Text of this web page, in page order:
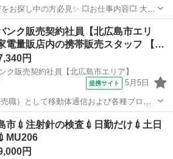
方必見✨ 💥お仕事内容💥 大手
でのお仕事です。 リーチフォーク
を使用した各作業をお願いします！ 丁寧に教えてもらえます！！ 必...
他 未経験
ンク販売契約社員【北広島市エリ
電量販店内の携帯販売スタッフ 【…
円
ク販売契約社員【北広島市エリア】
提携サイト 5月5日
職）として移動体通信および各種ブロー
せします。 【具体的な業務内
の販売 ・新規加入やプラン変更の事務手続
ービ...
他
市💉注射針の検査💉日勤だけ💉土日
円